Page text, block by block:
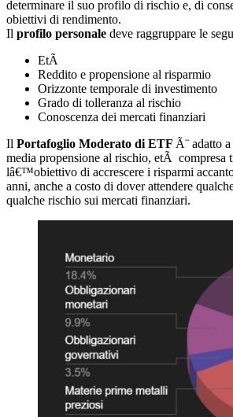
determinare il suo profilo di rischio e, di
obiettivi di rendimento.
Il profilo personale deve raggruppare le
EtÃ
Reddito e propensione al risparmio
Orizzonte temporale di investimento
Grado di tolleranza al rischio
Conoscenza dei mercati finanziari
Il Portafoglio Moderato di ETF Ã¨ adatto
media propensione al rischio, etÃ compresa
lâ€™obiettivo di accrescere i risparmi
anni, anche a costo di dover attendere
qualche rischio sui mercati finanziari.